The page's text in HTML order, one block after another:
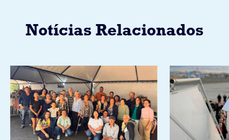
Notícias Relacionados